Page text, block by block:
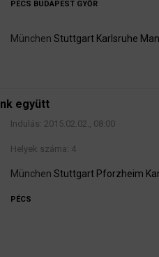
PÉCS BUDAPEST GYŐR
München Stuttgart Karlsruhe
együtt
Indulás: 2015.02.02., 08:00
Helyek száma: 4
München Stuttgart Pforzheim
PÉCS